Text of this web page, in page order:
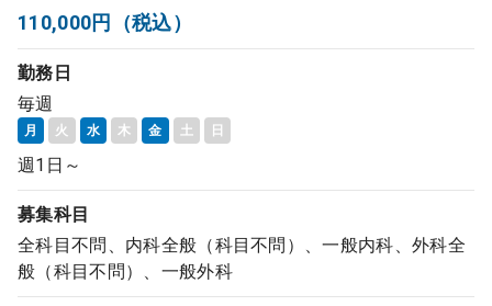
コンサルタント
成功事例
転職ノウハウ
0120-337-613
110,000円（税込）
勤務日
毎週
月 火 水 木 金 土 日
週1日～
募集科目
全科目不問、内科全般（科目不問）、一般内科、外科全
般（科目不問）、一般外科